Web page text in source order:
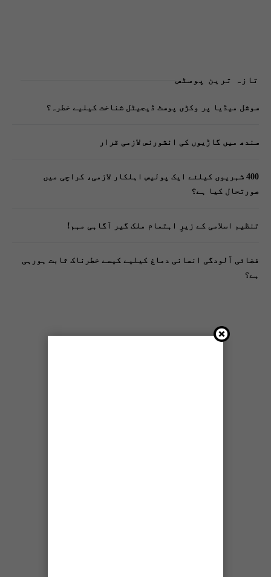
تازہ ترین پوسٹس
سوشل میڈیا پر وکڑی پوسٹ ڈیجیٹل شناخت کیلیے خطرہ؟
سندھ میں گاڑیوں کی انشورنس لازمی قرار
400 شہریوں کیلئے ایک پولیس اہلکار لازمی، کراچی میں
صورتحال کیا ہے؟
تنظیم اسلامی کے زیرِ اہتمام ملک گیر آگاہی مہم!
فضائی آلودگی انسانی دماغ کیلیے کیسے خطرناک ثابت ہورہی
ہے؟